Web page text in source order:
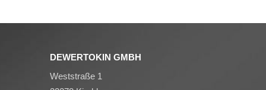
DEWERTOKIN GMBH
Weststraße 1